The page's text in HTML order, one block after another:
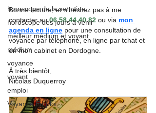
horoscope de la semaine
horoscope des jours à venir
meilleur médium et voyant
médium
voyance
voyant
emploi
Voyance Emploi
Bonne lecture, et n'hésitez pas à me
contacter au 06.58.44.40.82 ou via mon
agenda en ligne pour une consultation de
voyance par téléphone, en ligne par tchat et
en mon cabinet en Dordogne.
À très bientôt,
Nicolas Duquerroy